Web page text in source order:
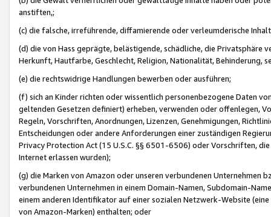
anstiften,;
(c) die falsche, irreführende, diffamierende oder verleumderische
(d) die von Hass geprägte, belästigende, schädliche, die Privatsphäre
Herkunft, Hautfarbe, Geschlecht, Religion, Nationalität, Behinderung,
(e) die rechtswidrige Handlungen bewerben oder ausführen;
(f) sich an Kinder richten oder wissentlich personenbezogene Daten
geltenden Gesetzen definiert) erheben, verwenden oder offenlegen,
Regeln, Vorschriften, Anordnungen, Lizenzen, Genehmigungen,
Entscheidungen oder andere Anforderungen einer zuständigen
Privacy Protection Act (15 U.S.C. §§ 6501-6506) oder Vorschriften,
Internet erlassen wurden);
(g) die Marken von Amazon oder unseren verbundenen Unternehmen
verbundenen Unternehmen in einem Domain-Namen, Subdomain-
einem anderen Identifikator auf einer sozialen Netzwerk-Website
von Amazon-Marken) enthalten; oder